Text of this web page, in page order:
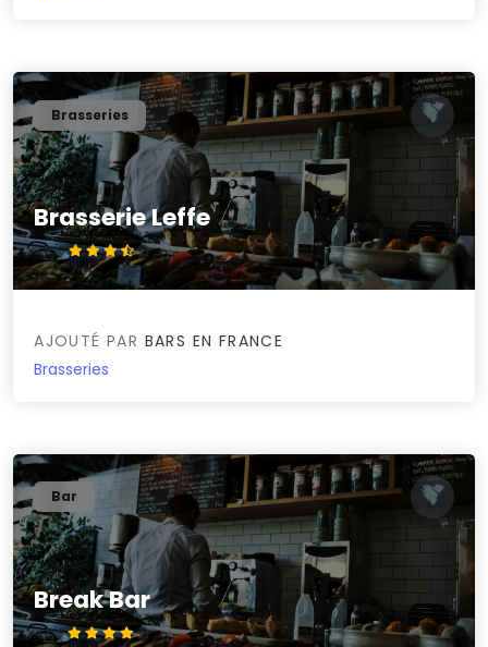
Brasserie Leffe
3.8/5
Brasseries
AJOUTÉ PAR BARS EN FRANCE
Brasseries
Break Bar
4.3/5
Bar